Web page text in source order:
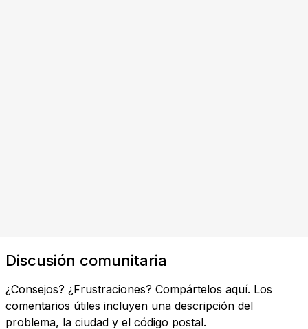
Discusión comunitaria
¿Consejos? ¿Frustraciones? Compártelos aquí. Los
comentarios útiles incluyen una descripción del
problema, la ciudad y el código postal.